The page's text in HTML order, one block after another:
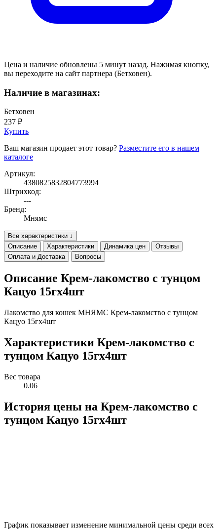
Цена и наличие обновлены 5 минут назад. Нажимая кнопку,
вы переходите на сайт партнера (Бетховен).
Наличие в магазинах:
Бетховен
237 ₽
Купить
Ваш магазин продает этот товар? Разместите его в нашем
каталоге
Артикул:
4380825832804773994
Штрихкод:
---
Бренд:
Мнямс
Все характеристики ↓
Описание
Характеристики Динамика цен
Отзывы
Оплата и Доставка
Вопросы
Описание Крем-лакомство с тунцом
Кацуо 15гх4шт
Лакомство для кошек МНЯМС Крем-лакомство с тунцом
Кацуо 15гх4шт
Характеристики Крем-лакомство с
тунцом Кацуо 15гх4шт
Вес товара
0.06
История цены на Крем-лакомство с
тунцом Кацуо 15гх4шт
График показывает изменение минимальной цены среди всех